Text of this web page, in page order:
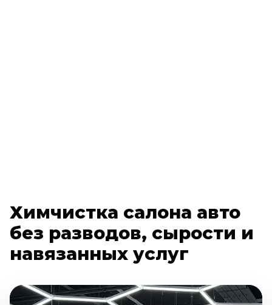
Химчистка салона авто
без разводов, сырости и
навязанных услуг